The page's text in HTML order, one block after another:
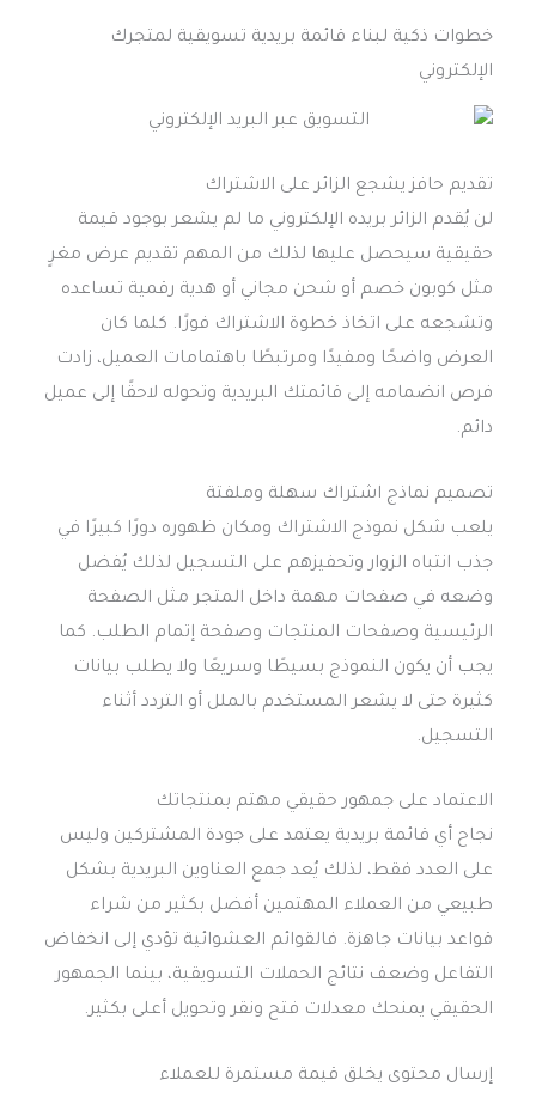
خطوات ذكية لبناء قائمة بريدية تسويقية لمتجرك
الإلكتروني
تقديم حافز يشجع الزائر على الاشتراك
لن يُقدم الزائر بريده الإلكتروني ما لم يشعر بوجود قيمة
حقيقية سيحصل عليها لذلك من المهم تقديم عرض مغرٍ
مثل كوبون خصم أو شحن مجاني أو هدية رقمية تساعده
وتشجعه على اتخاذ خطوة الاشتراك فورًا. كلما كان
العرض واضحًا ومفيدًا ومرتبطًا باهتمامات العميل، زادت
فرص انضمامه إلى قائمتك البريدية وتحوله لاحقًا إلى عميل
دائم.
تصميم نماذج اشتراك سهلة وملفتة
يلعب شكل نموذج الاشتراك ومكان ظهوره دورًا كبيرًا في
جذب انتباه الزوار وتحفيزهم على التسجيل لذلك يُفضل
وضعه في صفحات مهمة داخل المتجر مثل الصفحة
الرئيسية وصفحات المنتجات وصفحة إتمام الطلب. كما
يجب أن يكون النموذج بسيطًا وسريعًا ولا يطلب بيانات
كثيرة حتى لا يشعر المستخدم بالملل أو التردد أثناء
التسجيل.
الاعتماد على جمهور حقيقي مهتم بمنتجاتك
نجاح أي قائمة بريدية يعتمد على جودة المشتركين وليس
على العدد فقط، لذلك يُعد جمع العناوين البريدية بشكل
طبيعي من العملاء المهتمين أفضل بكثير من شراء
قواعد بيانات جاهزة. فالقوائم العشوائية تؤدي إلى انخفاض
التفاعل وضعف نتائج الحملات التسويقية، بينما الجمهور
الحقيقي يمنحك معدلات فتح ونقر وتحويل أعلى بكثير.
إرسال محتوى يخلق قيمة مستمرة للعملاء